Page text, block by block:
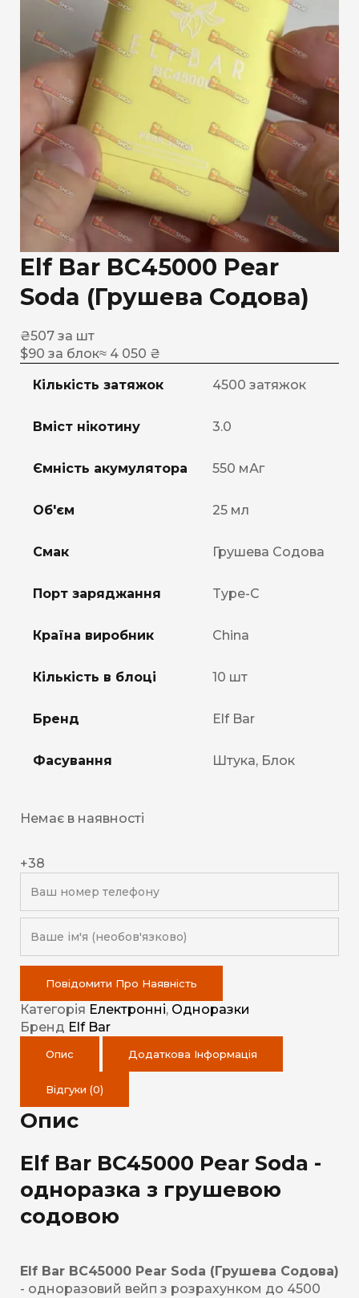
Elf Bar BC45000 Pear
Soda (Грушева Содова)
₴507 за шт
$90 за блок≈ 4 050 ₴
Кількість затяжок 4500 затяжок
Вміст нікотину 3.0
Ємність акумулятора 550 мАг
Об'єм 25 мл
Смак Грушева Содова
Порт заряджання Type-C
Країна виробник China
Кількість в блоці 10 шт
Бренд Elf Bar
Фасування Штука, Блок
Немає в наявності
+38
Повідомити Про Наявність
Категорія Електронні, Одноразки
Бренд Elf Bar
Опис Додаткова Інформація
Відгуки (0)
Опис
Elf Bar BC45000 Pear Soda -
одноразка з грушевою
содовою
Elf Bar BC45000 Pear Soda (Грушева Содова)
- одноразовий вейп з розрахунком до 4500